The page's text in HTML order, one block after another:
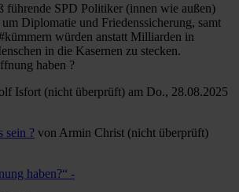
führende SPD Politiker (innen wie außen)
Diplomatie und Friedenssicherung, samt
würden anstatt Milliarden in
in die Kasernen zu stecken.
haben ?
Isfort (nicht überprüft) am Do., 28.08.2025
sein ? von Armin Christ (nicht überprüft)
haben?“ -